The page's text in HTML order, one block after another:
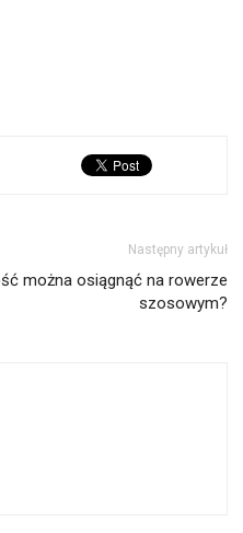
Następny artykuł
można osiągnąć na rowerze
szosowym?